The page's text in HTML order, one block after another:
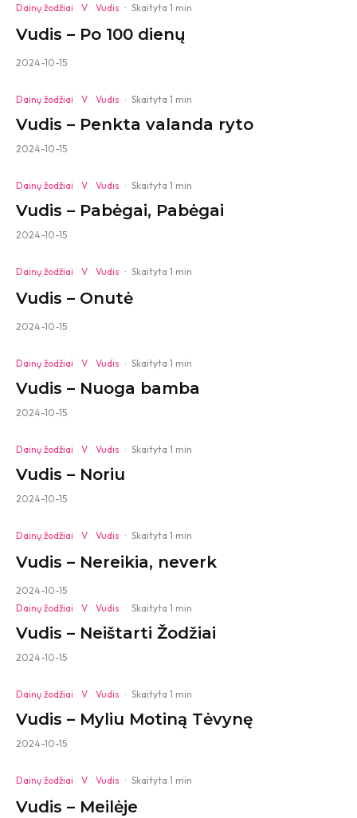
Dainų žodžiai V Vudis · Skaityta 1 min
Vudis – Po 100 dienų
2024-10-15
Dainų žodžiai V Vudis · Skaityta 1 min
Vudis – Penkta valanda ryto
2024-10-15
Dainų žodžiai V Vudis · Skaityta 1 min
Vudis – Pabėgai, Pabėgai
2024-10-15
Dainų žodžiai V Vudis · Skaityta 1 min
Vudis – Onutė
2024-10-15
Dainų žodžiai V Vudis · Skaityta 1 min
Vudis – Nuoga bamba
2024-10-15
Dainų žodžiai V Vudis · Skaityta 1 min
Vudis – Noriu
2024-10-15
Dainų žodžiai V Vudis · Skaityta 1 min
Vudis – Nereikia, neverk
2024-10-15
Dainų žodžiai
V Vudis · Skaityta 1 min
Vudis – Neištarti Žodžiai
2024-10-15
Dainų žodžiai V Vudis · Skaityta 1 min
Vudis – Myliu Motiną Tėvynę
2024-10-15
Dainų žodžiai V Vudis · Skaityta 1 min
Vudis – Meilėje